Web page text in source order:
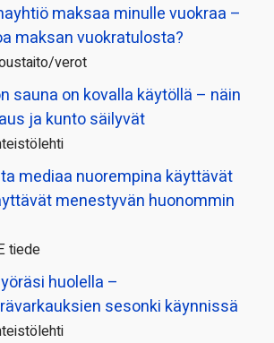
maksaa minulle vuokraa –
maksan vuokratulosta?
verot
sauna on kovalla käytöllä – näin
ja kunto säilyvät
mediaa nuorempina käyttävät
menestyvän huonommin
tiede
huolella –
sesonki käynnissä